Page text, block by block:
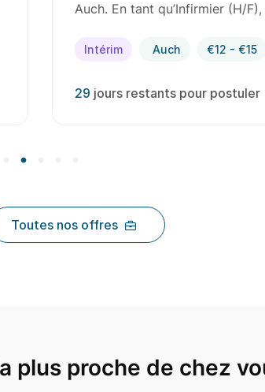
Auch. En tant qu’Infirmier (H/F),
Intérim Auch €12 - €15
29jours restants pour postuler
Toutes nos offres
plus proche de chez